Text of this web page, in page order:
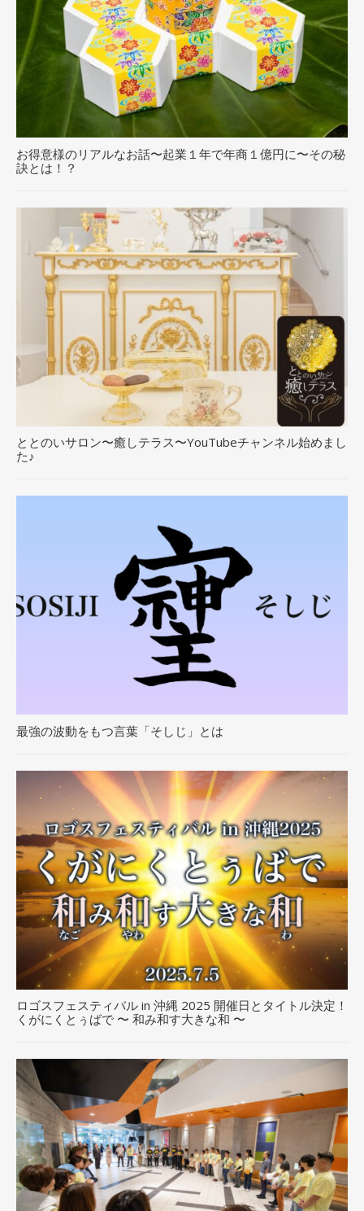
お得意様のリアルなお話〜起業１年で年商１億円に〜その秘
訣とは！？
ととのいサロン〜癒しテラス〜YouTubeチャンネル始めまし
た♪
最強の波動をもつ言葉「そしじ」とは
ロゴスフェスティバル in 沖縄 2025 開催日とタイトル決定！
くがにくとぅばで 〜 和み和す大きな和 〜